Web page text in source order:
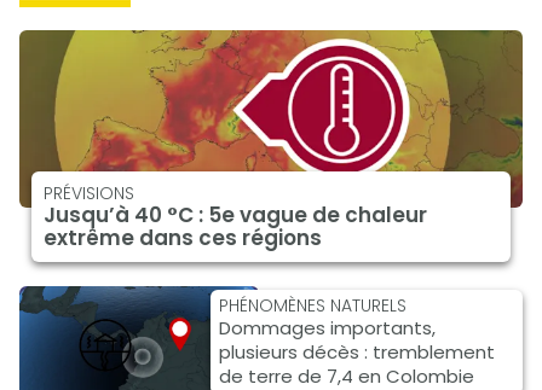
PRÉVISIONS
Jusqu’à 40 °C : 5e vague de chaleur
extrême dans ces régions
PHÉNOMÈNES NATURELS
Dommages importants,
plusieurs décès : tremblement
de terre de 7,4 en Colombie